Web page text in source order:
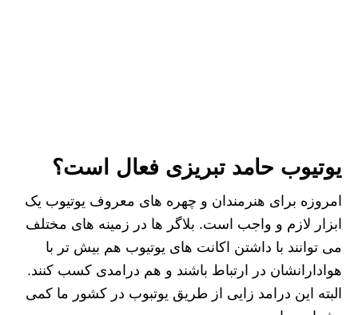
یوتیوب حامد تبریزی فعال است؟
امروزه برای هنرمندان و چهره های معروف یوتیوب یک
ابزار لازم و واجب است. بلاگر ها در زمینه های مختلف
می توانند با داشتن اکانت های یوتیوب هم بیش تر با
هوادارانشان در ارتباط باشند و هم درامدی کسب کنند.
البته این درامد زایی از طریق یوتبوب در کشور ما کمی